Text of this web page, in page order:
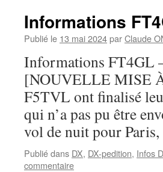
Informations
Publié le 13 mai 2024parClaude
Informations FT4GL
[NOUVELLE MISE
F5TVL ont finalisé
qui n’a pas pu être
vol de nuit pour
Publié dans DX, DX-pedition, Infos
commentaire